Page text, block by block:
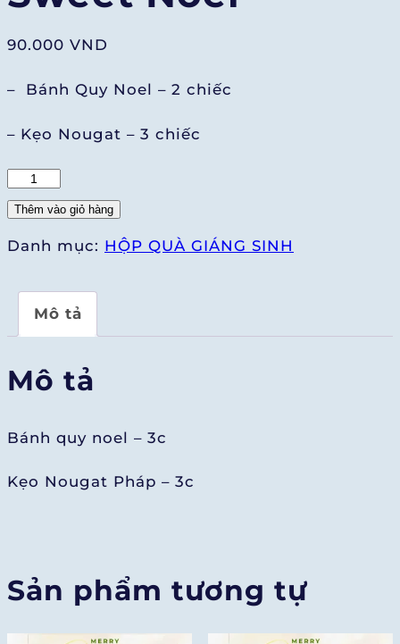
90.000 VND
– Bánh Quy Noel – 2 chiếc
– Kẹo Nougat – 3 chiếc
Sweet
Noel
số
Thêm vào giỏ hàng
Danh mục: HỘP QUÀ GIÁNG SINH
Mô tả
Mô tả
Bánh quy noel – 3c
Kẹo Nougat Pháp – 3c
Sản phẩm tương tự